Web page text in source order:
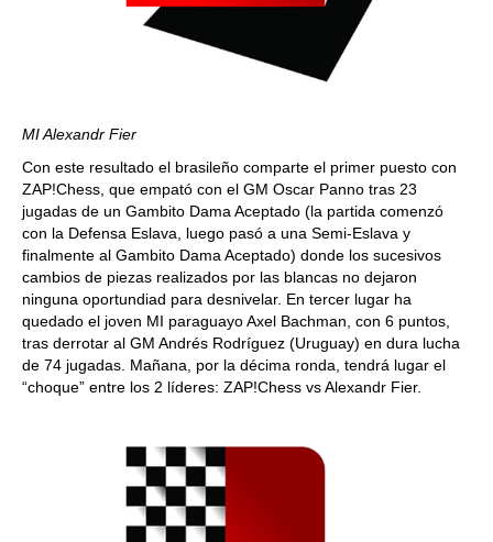
MI Alexandr Fier
Con este resultado el brasileño comparte el primer puesto con
ZAP!Chess, que empató con el GM Oscar Panno tras 23
jugadas de un Gambito Dama Aceptado (la partida comenzó
con la Defensa Eslava, luego pasó a una Semi-Eslava y
finalmente al Gambito Dama Aceptado) donde los sucesivos
cambios de piezas realizados por las blancas no dejaron
ninguna oportundiad para desnivelar. En tercer lugar ha
quedado el joven MI paraguayo Axel Bachman, con 6 puntos,
tras derrotar al GM Andrés Rodríguez (Uruguay) en dura lucha
de 74 jugadas. Mañana, por la décima ronda, tendrá lugar el
“choque” entre los 2 líderes: ZAP!Chess vs Alexandr Fier.